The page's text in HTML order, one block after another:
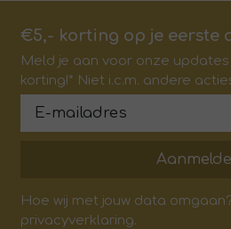
€5,- korting op je eerste
Meld je aan voor onze
korting!* Niet i.c.m. andere
Hoe wij met jouw data
privacyverklaring.